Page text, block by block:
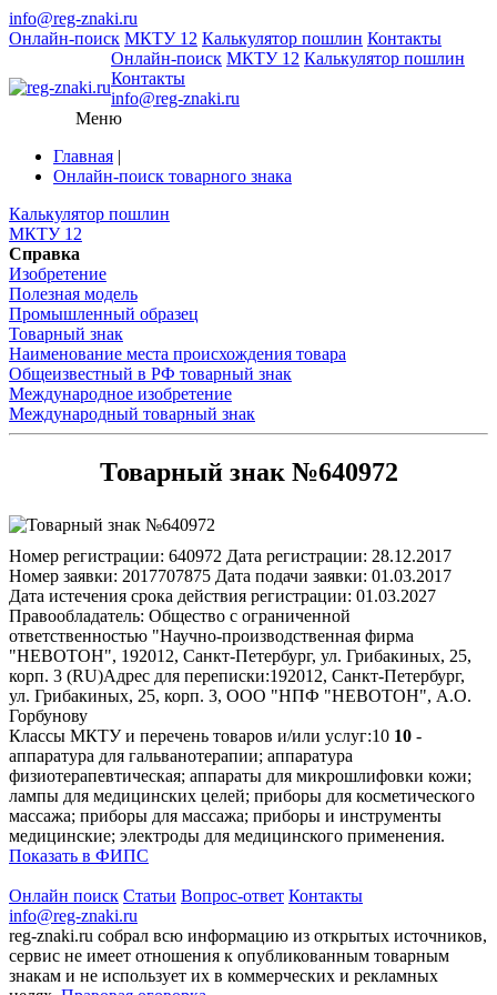
info@reg-znaki.ru
Онлайн-поиск МКТУ 12 Калькулятор пошлин Контакты
Онлайн-поиск МКТУ 12 Калькулятор пошлин
Контакты
info@reg-znaki.ru
Меню
Главная |
Онлайн-поиск товарного знака
Калькулятор пошлин
МКТУ 12
Справка
Изобретение
Полезная модель
Промышленный образец
Товарный знак
Наименование места происхождения товара
Общеизвестный в РФ товарный знак
Международное изобретение
Международный товарный знак
Товарный знак №640972
Номер регистрации: 640972 Дата регистрации: 28.12.2017
Номер заявки: 2017707875 Дата подачи заявки: 01.03.2017
Дата истечения срока действия регистрации: 01.03.2027
Правообладатель: Общество с ограниченной
ответственностью "Научно-производственная фирма
"НЕВОТОН", 192012, Санкт-Петербург, ул. Грибакиных, 25,
корп. 3 (RU)Адрес для переписки:192012, Санкт-Петербург,
ул. Грибакиных, 25, корп. 3, ООО "НПФ "НЕВОТОН", А.О.
Горбунову
Классы МКТУ и перечень товаров и/или услуг:10 10 -
аппаратура для гальванотерапии; аппаратура
физиотерапевтическая; аппараты для микрошлифовки кожи;
лампы для медицинских целей; приборы для косметического
массажа; приборы для массажа; приборы и инструменты
медицинские; электроды для медицинского применения.
Показать в ФИПС
Онлайн поиск Статьи Вопрос-ответ Контакты
info@reg-znaki.ru
reg-znaki.ru собрал всю информацию из открытых источников,
сервис не имеет отношения к опубликованным товарным
знакам и не использует их в коммерческих и рекламных